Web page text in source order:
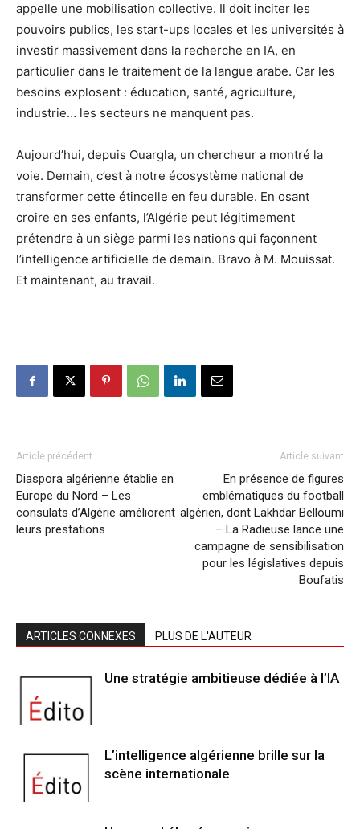
appelle une mobilisation collective. Il doit inciter les
pouvoirs publics, les start-ups locales et les universités à
investir massivement dans la recherche en IA, en
particulier dans le traitement de la langue arabe. Car les
besoins explosent : éducation, santé, agriculture,
industrie… les secteurs ne manquent pas.
Aujourd’hui, depuis Ouargla, un chercheur a montré la
voie. Demain, c’est à notre écosystème national de
transformer cette étincelle en feu durable. En osant
croire en ses enfants, l’Algérie peut légitimement
prétendre à un siège parmi les nations qui façonnent
l’intelligence artificielle de demain. Bravo à M. Mouissat.
Et maintenant, au travail.
Article précédent
Diaspora algérienne établie en
Europe du Nord – Les
consulats d’Algérie améliorent
leurs prestations
Article suivant
En présence de figures
emblématiques du football
algérien, dont Lakhdar Belloumi
– La Radieuse lance une
campagne de sensibilisation
pour les législatives depuis
Boufatis
ARTICLES CONNEXES PLUS DE L'AUTEUR
Une stratégie ambitieuse dédiée à l’IA
L’intelligence algérienne brille sur la
scène internationale